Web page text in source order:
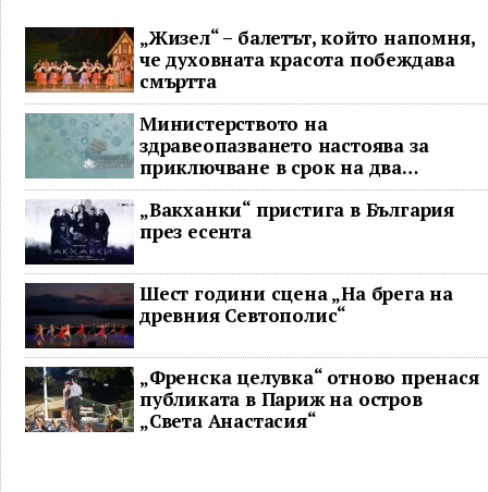
„Жизел“ – балетът, който напомня,
че духовната красота побеждава
смъртта
Министерството на
здравеопазването настоява за
приключване в срок на два
ключови строителни проекта
„Вакханки“ пристига в България
през есента
Шест години сцена „На брега на
древния Севтополис“
„Френска целувка“ отново пренася
публиката в Париж на остров
„Света Анастасия“